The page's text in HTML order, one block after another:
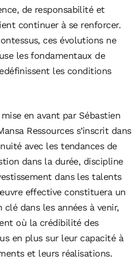
de responsabilité et
continuer à se renforcer.
ces évolutions ne
les fondamentaux de
les conditions
en avant par Sébastien
Ressources s’inscrit dans
avec les tendances de
dans la durée, discipline
dans les talents
effective constituera un
clé dans les années à venir,
où la crédibilité des
en plus sur leur capacité à
et leurs réalisations.